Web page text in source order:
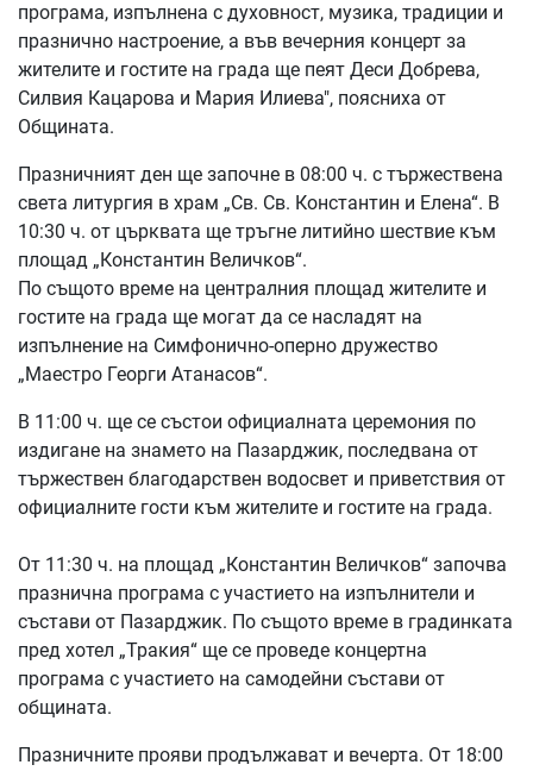
програма, изпълнена с духовност, музика, традиции и
празнично настроение, а във вечерния концерт за
жителите и гостите на града ще пеят Деси Добрева,
Силвия Кацарова и Мария Илиева", поясниха от
Общината.
Празничният ден ще започне в 08:00 ч. с тържествена
света литургия в храм „Св. Св. Константин и Елена“. В
10:30 ч. от църквата ще тръгне литийно шествие към
площад „Константин Величков“.
По същото време на централния площад жителите и
гостите на града ще могат да се насладят на
изпълнение на Симфонично-оперно дружество
„Маестро Георги Атанасов“.
В 11:00 ч. ще се състои официалната церемония по
издигане на знамето на Пазарджик, последвана от
тържествен благодарствен водосвет и приветствия от
официалните гости към жителите и гостите на града.
От 11:30 ч. на площад „Константин Величков“ започва
празнична програма с участието на изпълнители и
състави от Пазарджик. По същото време в градинката
пред хотел „Тракия“ ще се проведе концертна
програма с участието на самодейни състави от
общината.
Празничните прояви продължават и вечерта. От 18:00